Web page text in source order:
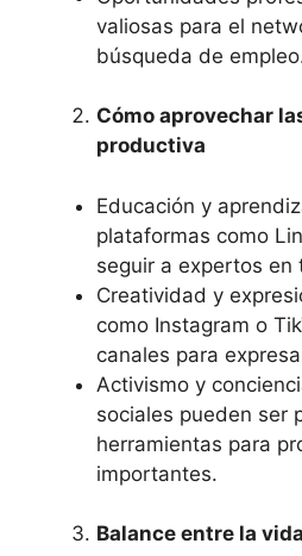
valiosas para el
búsqueda de
Cómo aprovechar
productiva
Educación y
plataformas como
seguir a expertos en
Creatividad y
como Instagram o
canales para
Activismo y
sociales pueden ser
herramientas para
importantes.
Balance entre la